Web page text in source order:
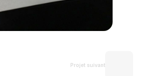
Projet suivant